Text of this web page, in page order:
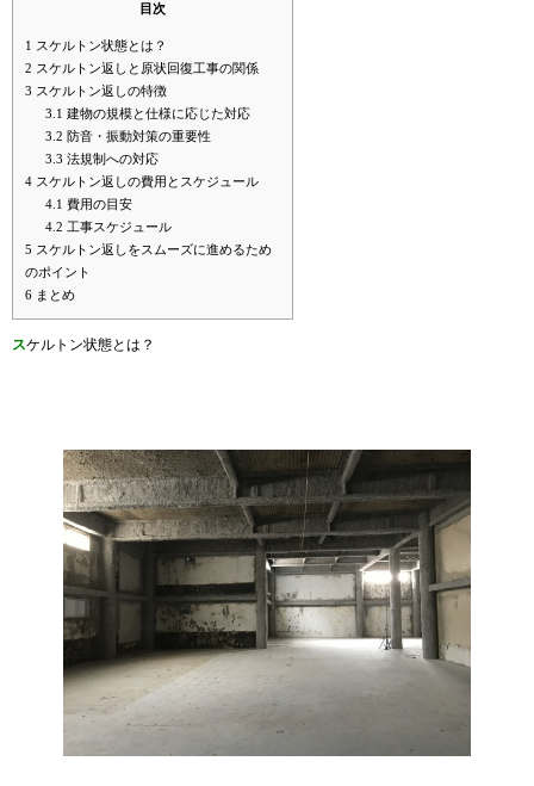
目次
1 スケルトン状態とは？
2 スケルトン返しと原状回復工事の関係
3 スケルトン返しの特徴
3.1 建物の規模と仕様に応じた対応
3.2 防音・振動対策の重要性
3.3 法規制への対応
4 スケルトン返しの費用とスケジュール
4.1 費用の目安
4.2 工事スケジュール
5 スケルトン返しをスムーズに進めるため
のポイント
6 まとめ
スケルトン状態とは？